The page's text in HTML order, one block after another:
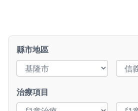
縣市地區
治療項目